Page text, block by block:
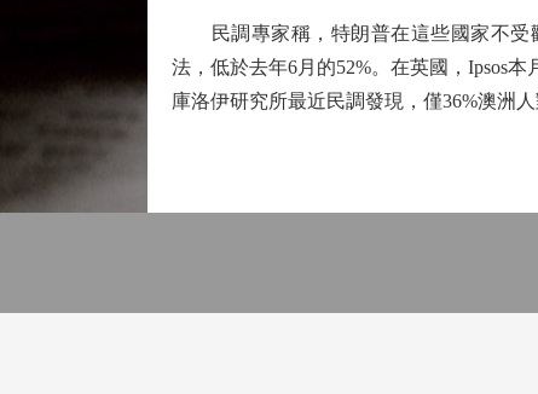
民調專家稱，特朗普在這些國家不受
法，低於去年6月的52%。在英國，Ipsos
庫洛伊研究所最近民調發現，僅36%澳洲